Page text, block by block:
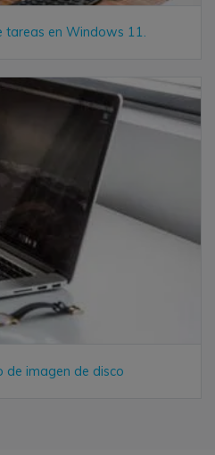
tareas en Windows 11.
imagen de disco